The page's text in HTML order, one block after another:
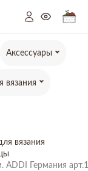
Аксессуары
вязания
вязания
ADDI Германия